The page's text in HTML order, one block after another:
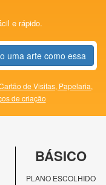
e rápido.
uma arte como essa
de Visitas, Papelaria,
de criação
BÁSICO
PLANO ESCOLHIDO